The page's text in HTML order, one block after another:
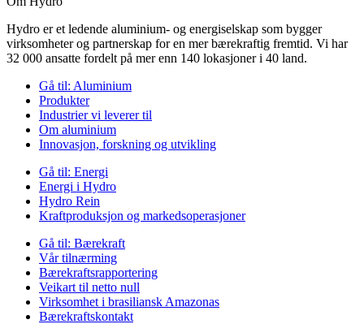
Hydro er et ledende aluminium- og energiselskap som bygger
virksomheter og partnerskap for en mer bærekraftig fremtid. Vi har
32 000 ansatte fordelt på mer enn 140 lokasjoner i 40 land.
Gå til: Aluminium
Produkter
Industrier vi leverer til
Om aluminium
Innovasjon, forskning og utvikling
Gå til: Energi
Energi i Hydro
Hydro Rein
Kraftproduksjon og markedsoperasjoner
Gå til: Bærekraft
Vår tilnærming
Bærekraftsrapportering
Veikart til netto null
Virksomhet i brasiliansk Amazonas
Bærekraftskontakt